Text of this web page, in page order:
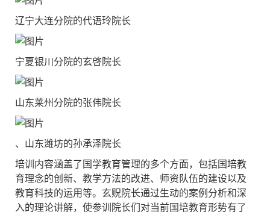
辽宁大连分院的代语玲院长
宁夏银川分院的玄啓院长
山东莱州分院的张伟院长
、山东潍坊的孙承泽院长
培训内容涵盖了国学教育管理的多个方面，包括国培教
育理念的创新、教学方法的改进、师资队伍的建设以及
教育科技的运用等。玄贶院长通过生动的案例分析和深
入的理论讲解，使参训院长们对当前国培教育形势有了